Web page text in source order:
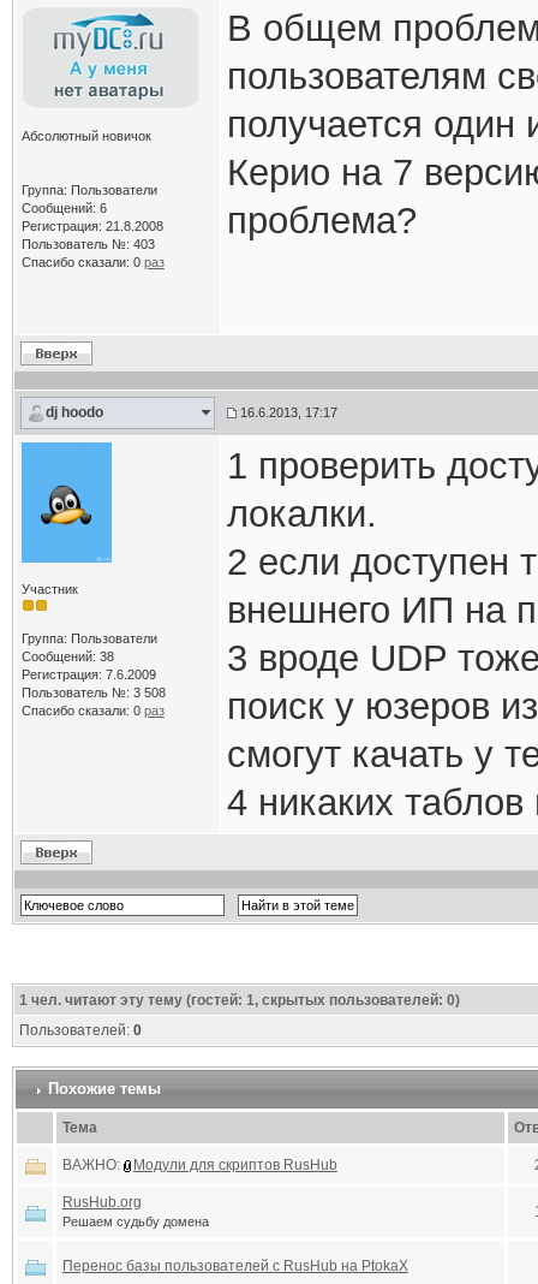
Абсолютный новичок
Группа: Пользователи
Сообщений: 6
Регистрация: 21.8.2008
Пользователь №: 403
Спасибо сказали: 0 раз
В общем
пользователям
получается
Керио на 7
проблема?
dj hoodo 16.6.2013, 17:17
Участник
Группа: Пользователи
Сообщений: 38
Регистрация: 7.6.2009
Пользователь №: 3 508
Спасибо сказали: 0 раз
1 проверить
локалки.
2 если доступен
внешнего ИП на
3 вроде UDP
поиск у юзеров
смогут качать у
4 никаких
1чел. читают эту тему (гостей: 1, скрытых пользователей: 0)
Пользователей: 0
Похожие темы
Тема
ВАЖНО: Модули для скриптов RusHub
RusHub.org
Решаем судьбу домена
Перенос базы пользователей с RusHub на PtokaX